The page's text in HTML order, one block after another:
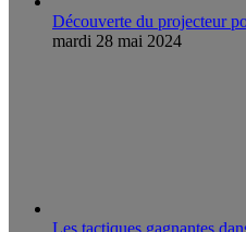
Découverte du projecteur
mardi 28 mai 2024
Les tactiques gagnantes